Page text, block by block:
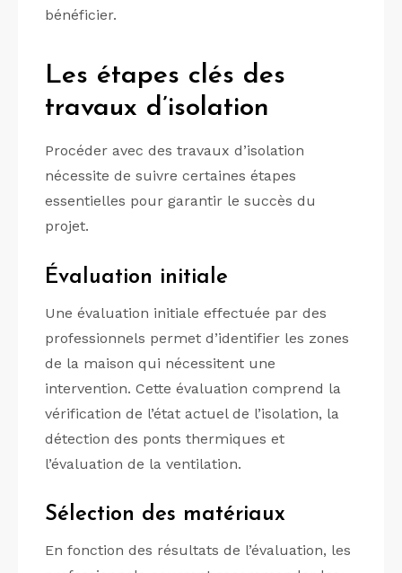
bénéficier.
Les étapes clés des
travaux d’isolation
Procéder avec des travaux d’isolation
nécessite de suivre certaines étapes
essentielles pour garantir le succès du
projet.
Évaluation initiale
Une évaluation initiale effectuée par des
professionnels permet d’identifier les zones
de la maison qui nécessitent une
intervention. Cette évaluation comprend la
vérification de l’état actuel de l’isolation, la
détection des ponts thermiques et
l’évaluation de la ventilation.
Sélection des matériaux
En fonction des résultats de l’évaluation, les